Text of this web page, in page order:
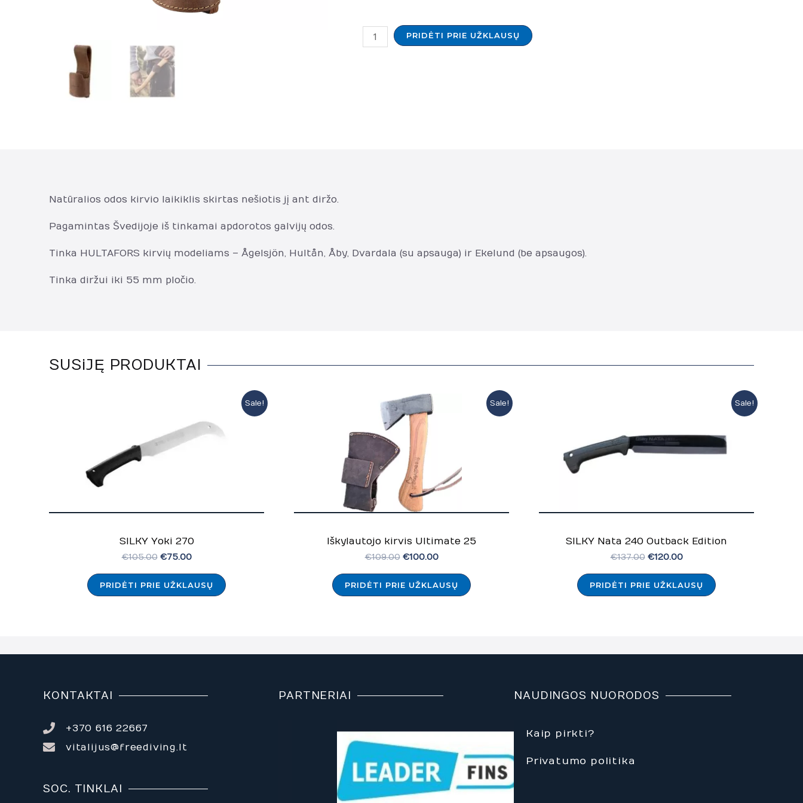
produkto
kiekis:
PRIDĖTI PRIE UŽKLAUSŲ
Natūralios odos kirvio laikiklis skirtas nešiotis jį ant diržo.
Pagamintas Švedijoje iš tinkamai apdorotos galvijų odos.
Tinka HULTAFORS kirvių modeliams – Ågelsjön, Hultån, Åby, Dvardala (su apsauga) ir Ekelund (be apsaugos).
Tinka diržui iki 55 mm pločio.
SUSiJĘ PRODUKTAI
Sale!
SILKY Yoki 270
€105.00 €75.00
PRIDĖTI PRIE UŽKLAUSŲ
Sale!
Iškylautojo kirvis Ultimate 25
€109.00 €100.00
PRIDĖTI PRIE UŽKLAUSŲ
Sale!
SILKY Nata 240 Outback Edition
€137.00 €120.00
PRIDĖTI PRIE UŽKLAUSŲ
KONTAKTAI
+370 616 22667
vitalijus@freediving.lt
SOC. TINKLAI
PARTNERIAI NAUDINGOS NUORODOS
Kaip pirkti?
Privatumo politika